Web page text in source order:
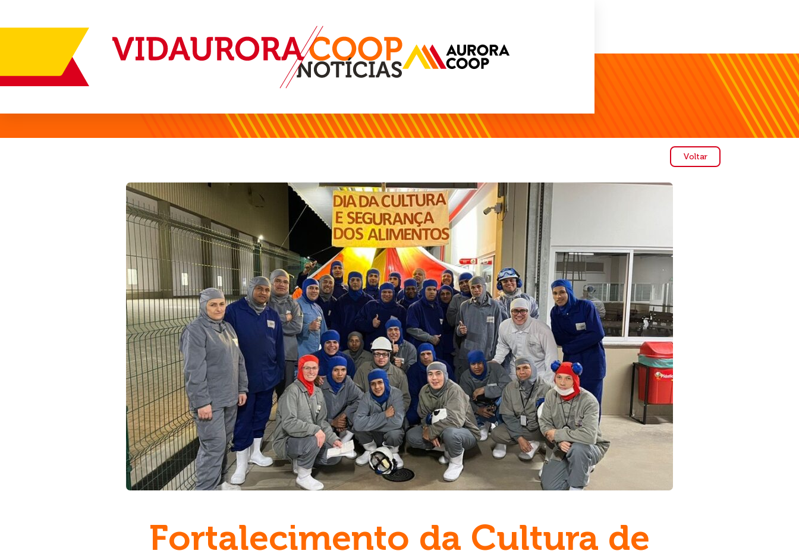
Voltar
Fortalecimento da Cultura de